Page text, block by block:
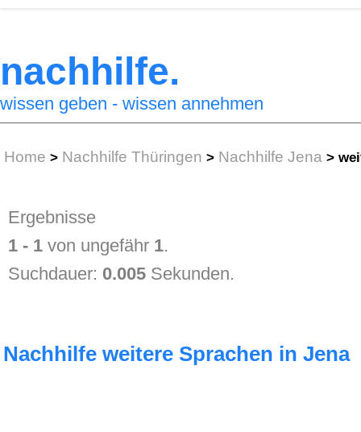
nachhilfe.
wissen geben - wissen annehmen
Home > Nachhilfe Thüringen > Nachhilfe Jena >
Ergebnisse
1 - 1 von ungefähr 1.
Suchdauer: 0.005 Sekunden.
Nachhilfe weitere Sprachen in Jena